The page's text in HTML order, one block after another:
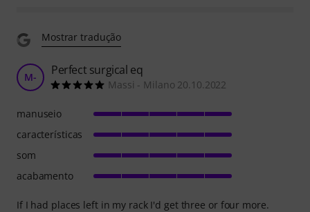
Mostrar tradução
M- Perfect surgical eq
Massi - Milano 20.10.2022
If I had places left in my rack I'd get three or four more.
manuseio
características
som
acabamento